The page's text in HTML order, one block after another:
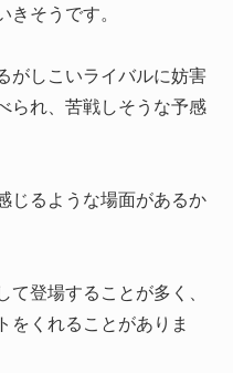
きそうです。
がしこいライバルに妨害
られ、苦戦しそうな予感
じるような場面があるか
て登場することが多く、
をくれることがありま